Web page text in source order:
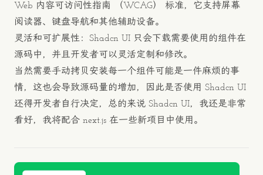
Web 内容可访问性指南 （WCAG） 标准，它支持屏幕
阅读器、键盘导航和其他辅助设备。
灵活和可扩展性：Shadcn UI 只会下载需要使用的组件在
源码中，并且开发者可以灵活定制和修改。
当然需要手动拷贝安装每一个组件可能是一件麻烦的事
情，这也会导致源码量的增加，因此是否使用 Shadcn UI
还得开发者自行决定，总的来说 Shadcn UI，我还是非常
看好，我将配合 next.js 在一些新项目中使用。